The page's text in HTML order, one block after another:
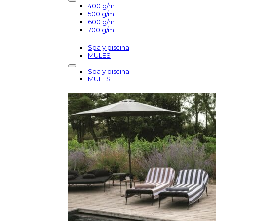
400 g/m
500 g/m
600 g/m
700 g/m
Spa y piscina
MULES
Spa y piscina
MULES